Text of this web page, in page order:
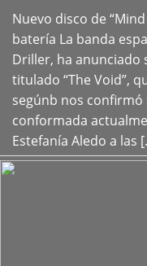
Nuevo disco de
batería La banda
Driller, ha anunciado
titulado “The Void”,
segúnb nos confirmó
conformada
Estefanía Aledo a las